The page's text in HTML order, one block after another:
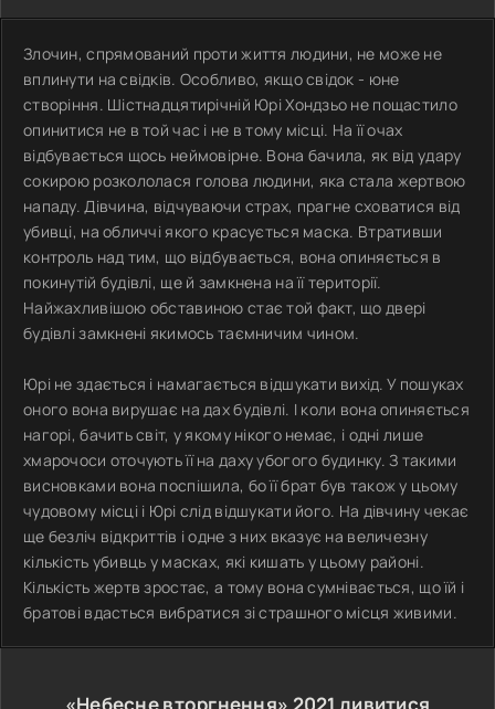
Злочин, спрямований проти життя людини, не може не
вплинути на свідків. Особливо, якщо свідок - юне
створіння. Шістнадцятирічній Юрі Хондзьо не пощастило
опинитися не в той час і не в тому місці. На її очах
відбувається щось неймовірне. Вона бачила, як від удару
сокирою розкололася голова людини, яка стала жертвою
нападу. Дівчина, відчуваючи страх, прагне сховатися від
убивці, на обличчі якого красується маска. Втративши
контроль над тим, що відбувається, вона опиняється в
покинутій будівлі, ще й замкнена на її території.
Найжахливішою обставиною стає той факт, що двері
будівлі замкнені якимось таємничим чином.
Юрі не здається і намагається відшукати вихід. У пошуках
оного вона вирушає на дах будівлі. І коли вона опиняється
нагорі, бачить світ, у якому нікого немає, і одні лише
хмарочоси оточують її на даху убогого будинку. З такими
висновками вона поспішила, бо її брат був також у цьому
чудовому місці і Юрі слід відшукати його. На дівчину чекає
ще безліч відкриттів і одне з них вказує на величезну
кількість убивць у масках, які кишать у цьому районі.
Кількість жертв зростає, а тому вона сумнівається, що їй і
братові вдасться вибратися зі страшного місця живими.